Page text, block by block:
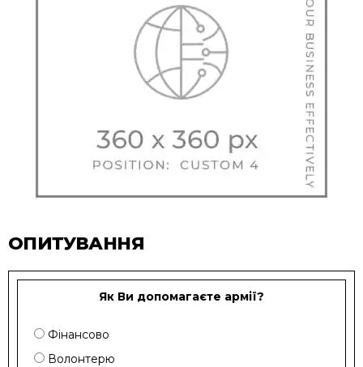
ОПИТУВАННЯ
Як Ви допомагаєте армії?
Фінансово
Волонтерю